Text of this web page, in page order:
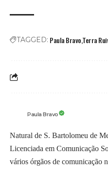
TAGGED: Paula BravoTerra
Paula Bravo
Natural de S. Bartolomeu de
Licenciada em Comunicação
vários órgãos de comunicação